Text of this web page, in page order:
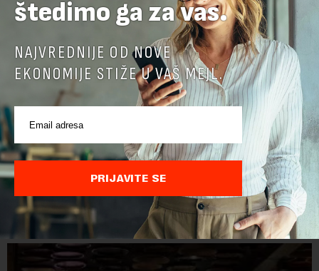
POVEZANI SADRŽAJI
štedimo ga za vas.
NAJVREDNIJE OD NOVE
EKONOMIJE STIŽE U VAŠ MEJL.
PRIJAVITE SE